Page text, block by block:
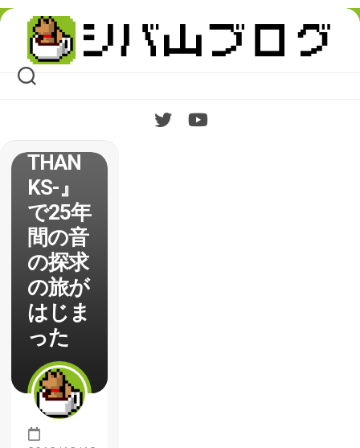
Skip
content
『FINA
L
FANTA
SY
TE -
THAN
KS-』
で25年
間の音
の探求
の旅が
はじま
った